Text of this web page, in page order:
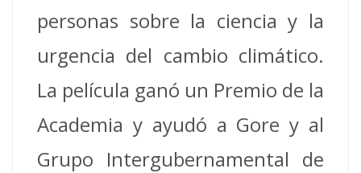
personas sobre la ciencia y la
urgencia del cambio climático.
La película ganó un Premio de la
Academia y ayudó a Gore y al
Grupo Intergubernamental de